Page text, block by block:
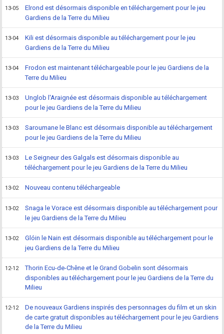
13-05
Elrond est désormais disponible en téléchargement pour le jeu
Gardiens de la Terre du Milieu
13-04
Kili est désormais disponible au téléchargement pour le jeu
Gardiens de la Terre du Milieu
13-04
Frodon est maintenant téléchargeable pour le jeu Gardiens de la
Terre du Milieu
13-03
Unglob l'Araignée est désormais disponible au téléchargement
pour le jeu Gardiens de la Terre du Milieu
13-03
Saroumane le Blanc est désormais disponible au téléchargement
pour le jeu Gardiens de la Terre du Milieu
13-03
Le Seigneur des Galgals est désormais disponible au
téléchargement pour le jeu Gardiens de la Terre du Milieu
13-02 Nouveau contenu téléchargeable
13-02
Snaga le Vorace est désormais disponible au téléchargement pour
le jeu Gardiens de la Terre du Milieu
13-02
Glóin le Nain est désormais disponible au téléchargement pour le
jeu Gardiens de la Terre du Milieu
12-12
Thorin Ecu-de-Chêne et le Grand Gobelin sont désormais
disponibles au téléchargement pour le jeu Gardiens de la Terre du
Milieu
12-12
De nouveaux Gardiens inspirés des personnages du film et un skin
de carte gratuit disponibles au téléchargement pour le jeu Gardiens
de la Terre du Milieu